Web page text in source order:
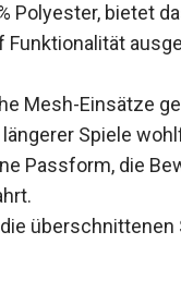
Polyester, bietet
Funktionalität
Mesh-Einsätze
Spiele
Passform, die